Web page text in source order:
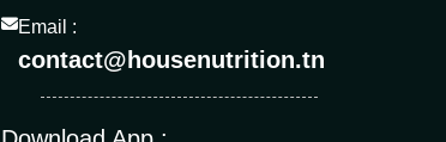
Email :
contact@housenutrition.tn